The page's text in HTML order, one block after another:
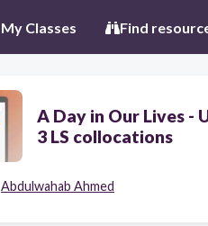
My Classes Find
A Day in Our Lives -
3 LS collocations
Abdulwahab Ahmed